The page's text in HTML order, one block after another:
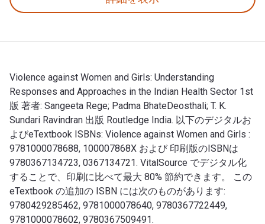
Violence against Women and Girls: Understanding
Responses and Approaches in the Indian Health Sector 1st
版 著者: Sangeeta Rege; ‎Padma BhateDeosthali; ‎T. K.
Sundari Ravindran 出版 Routledge India. 以下のデジタルお
よびeTextbook ISBNs: Violence against Women and Girls :
9781000078688, 100007868X および 印刷版のISBNは
9780367134723, 0367134721. VitalSource でデジタル化
することで、印刷に比べて最大 80% 節約できます。 この
eTextbook の追加の ISBN には次のものがあります:
9780429285462, 9781000078640, 9780367722449,
9781000078602, 9780367509491.